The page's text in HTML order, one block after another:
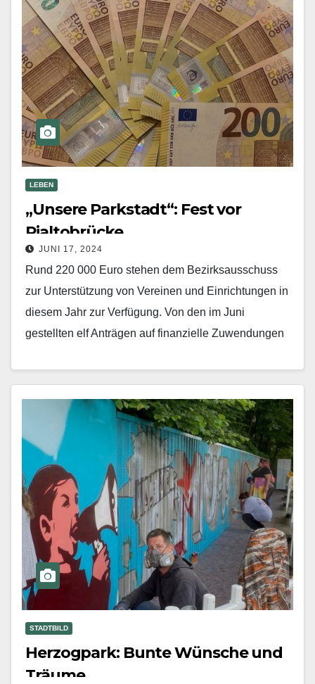
LEBEN
„Unsere Parkstadt“: Fest vor
Rialtobrücke
JUNI 17, 2024
Rund 220 000 Euro stehen dem Bezirksausschuss
zur Unterstützung von Vereinen und Einrichtungen in
diesem Jahr zur Verfügung. Von den im Juni
gestellten elf Anträgen auf finanzielle Zuwendungen
Mehr erfahren
STADTBILD
Herzogpark: Bunte Wünsche und
Träume